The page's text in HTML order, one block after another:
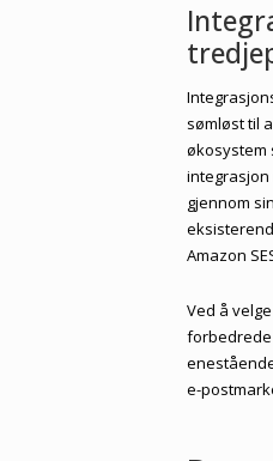
sømløst til
økosystem
gjennom
Amazon
Ved å
e-